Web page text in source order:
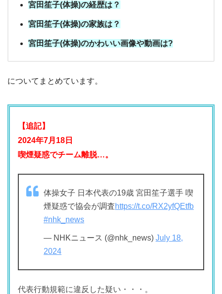
宮田笙子(体操)の経歴は？
宮田笙子(体操)の家族は？
宮田笙子(体操)のかわいい画像や動画は?
についてまとめています。
【追記】
2024年7月18日
喫煙疑惑でチーム離脱…。
体操女子 日本代表の19歳 宮田笙子選手 喫
煙疑惑で協会が調査https://t.co/RX2yfQEtfb
#nhk_news
— NHKニュース (@nhk_news) July 18,
2024
代表行動規範に違反した疑い・・・。